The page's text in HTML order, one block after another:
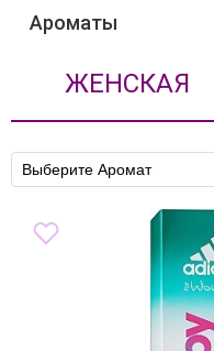
Ароматы
ЖЕНСКАЯ